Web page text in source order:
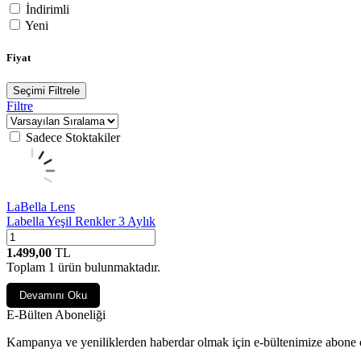
İndirimli
Yeni
Fiyat
Seçimi Filtrele
Filtre
Sadece Stoktakiler
LaBella Lens
Labella Yeşil Renkler 3 Aylık
1.499,00 TL
Toplam 1 ürün bulunmaktadır.
Devamını Oku
E-Bülten Aboneliği
Kampanya ve yeniliklerden haberdar olmak için e-bültenimize abone